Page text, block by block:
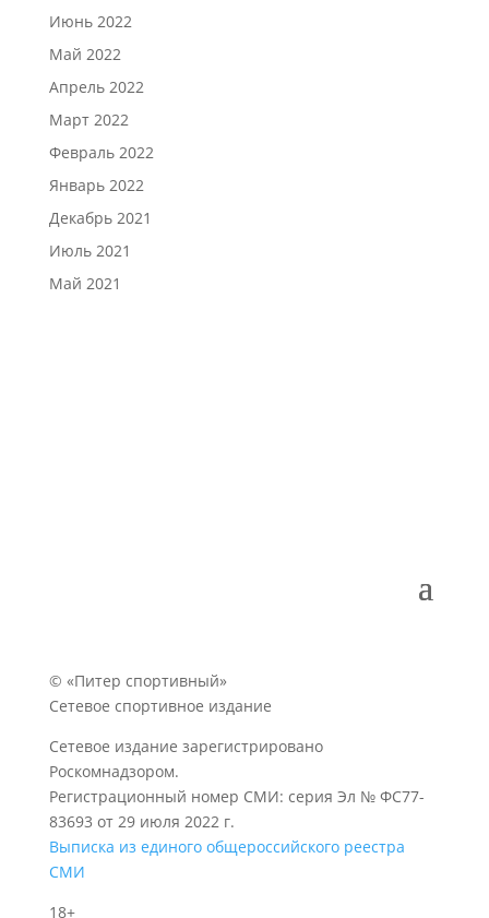
Июнь 2022
Май 2022
Апрель 2022
Март 2022
Февраль 2022
Январь 2022
Декабрь 2021
Июль 2021
Май 2021
© «Питер спортивный»
Сетевое спортивное издание
Сетевое издание зарегистрировано
Роскомнадзором.
Регистрационный номер СМИ: серия Эл № ФС77-
83693 от 29 июля 2022 г.
Выписка из единого общероссийского реестра
СМИ
18+